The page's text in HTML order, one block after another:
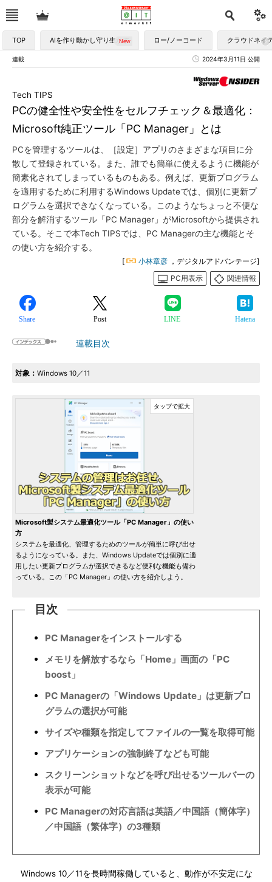
TOP AIを作り動かし守り生かす ロー/ノーコード クラウドネイ
連載 2024年3月11日 公開
PCの健全性や安全性をセルフチェック＆最適化：
Microsoft純正ツール「PC Manager」とは
Tech TIPS
PCを管理するツールは、［設定］アプリのさまざまな項目に分
散して登録されている。また、誰でも簡単に使えるように機能が
簡素化されてしまっているものもある。例えば、更新プログラム
を適用するために利用するWindows Updateでは、個別に更新プ
ログラムを選択できなくなっている。このようなちょっと不便な
部分を解消するツール「PC Manager」がMicrosoftから提供され
ている。そこで本Tech TIPSでは、PC Managerの主な機能とそ
の使い方を紹介する。
[ 小林章彦 ，デジタルアドバンテージ]
PC用表示
関連情報
Share Post LINE Hatena
連載目次
対象： Windows 10／11
Microsoft製システム最適化ツール「PC Manager」の使い
方
システムを最適化、管理するためのツールが簡単に呼び出せ
るようになっている。また、Windows Updateでは個別に適
用したい更新プログラムが選択できるなど便利な機能も備わ
っている。この「PC Manager」の使い方を紹介しよう。
目次
PC Managerをインストールする
メモリを解放するなら「Home」画面の「PC
boost」
PC Managerの「Windows Update」は更新プロ
グラムの選択が可能
サイズや種類を指定してファイルの一覧を取得可能
アプリケーションの強制終了なども可能
スクリーンショットなどを呼び出せるツールバーの
表示が可能
PC Managerの対応言語は英語／中国語（簡体字）
／中国語（繁体字）の3種類
Windows 10／11を長時間稼働していると、動作が不安定にな